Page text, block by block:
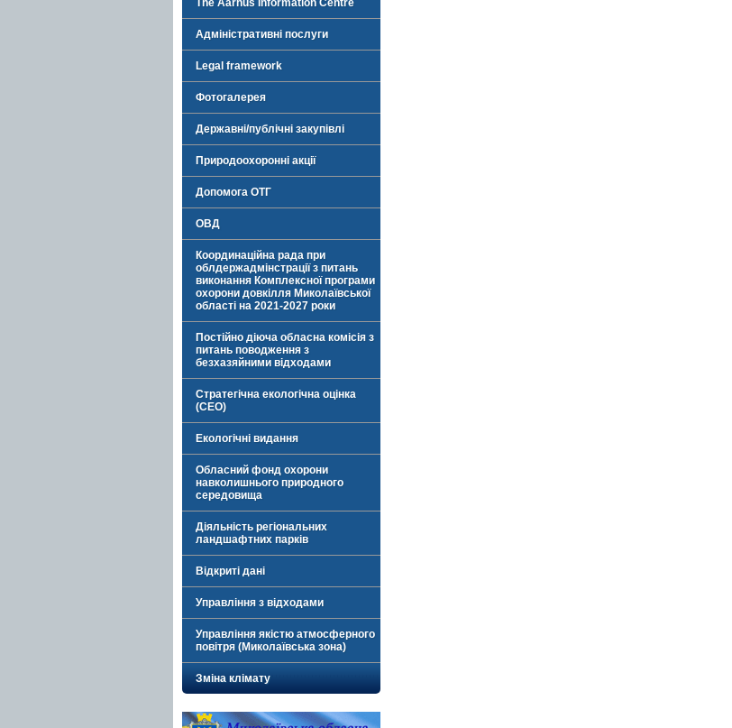
The Aarhus Information Centre
Адміністративні послуги
Legal framework
Фотогалерея
Державні/публічні закупівлі
Природоохоронні акції
Допомога ОТГ
ОВД
Координаційна рада при
облдержадмінстрації з питань
виконання Комплексної програми
охорони довкілля Миколаївської
області на 2021-2027 роки
Постійно діюча обласна комісія з
питань поводження з
безхазяйними відходами
Стратегічна екологічна оцінка
(СЕО)
Екологічні видання
Обласний фонд охорони
навколишнього природного
середовища
Діяльність регіональних
ландшафтних парків
Відкриті дані
Управління з відходами
Управління якістю атмосферного
повітря (Миколаївська зона)
Зміна клімату